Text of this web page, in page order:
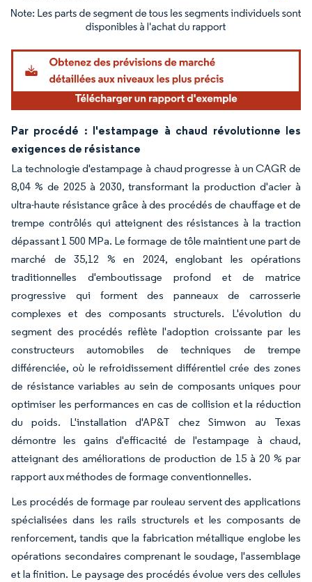
Image © Mordor Intelligence. La réutilisation nécessite une attribution sous CC BY
Par procédé : l'estampage à chaud révolutionne les
exigences de résistance
La technologie d'estampage à chaud progresse à un CAGR de
8,04 % de 2025 à 2030, transformant la production d'acier à
ultra-haute résistance grâce à des procédés de chauffage et de
trempe contrôlés qui atteignent des résistances à la traction
dépassant 1 500 MPa. Le formage de tôle maintient une part de
marché de 35,12 % en 2024, englobant les opérations
traditionnelles d'emboutissage profond et de matrice
progressive qui forment des panneaux de carrosserie
complexes et des composants structurels. L'évolution du
segment des procédés reflète l'adoption croissante par les
constructeurs automobiles de techniques de trempe
différenciée, où le refroidissement différentiel crée des zones
de résistance variables au sein de composants uniques pour
optimiser les performances en cas de collision et la réduction
du poids. L'installation d'AP&T chez Simwon au Texas
démontre les gains d'efficacité de l'estampage à chaud,
atteignant des améliorations de production de 15 à 20 % par
rapport aux méthodes de formage conventionnelles.
Les procédés de formage par rouleau servent des applications
spécialisées dans les rails structurels et les composants de
renforcement, tandis que la fabrication métallique englobe les
opérations secondaires comprenant le soudage, l'assemblage
et la finition. Le paysage des procédés évolue vers des cellules